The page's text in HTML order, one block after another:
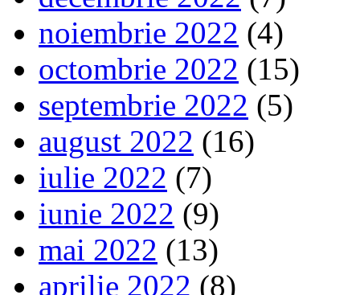
noiembrie 2022 (4)
octombrie 2022 (15)
septembrie 2022 (5)
august 2022 (16)
iulie 2022 (7)
iunie 2022 (9)
mai 2022 (13)
aprilie 2022 (8)